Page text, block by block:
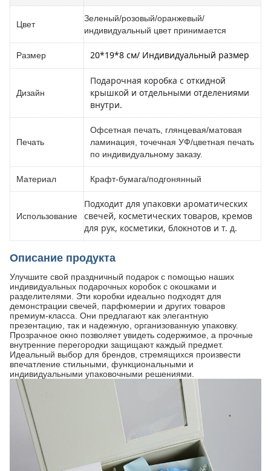
Цвет
Зеленый/розовый/оранжевый/
индивидуальный цвет принимается
Размер 20*19*8 см/ Индивидуальный размер
Дизайн
Подарочная коробка с откидной
крышкой и отдельными отделениями
внутри.
Печать
Офсетная печать, глянцевая/матовая
ламинация, точечная УФ/цветная печать
по индивидуальному заказу.
Материал Крафт-бумага/подгонянный
Использование
Подходит для упаковки ароматических
свечей, косметических товаров, кремов
для рук, косметики, блокнотов и т. д.
Описание продукта
Улучшите свой праздничный подарок с помощью наших
индивидуальных подарочных коробок с окошками и
разделителями. Эти коробки идеально подходят для
демонстрации свечей, парфюмерии и других товаров
премиум-класса. Они предлагают как элегантную
презентацию, так и надежную, организованную упаковку.
Прозрачное окно позволяет увидеть содержимое, а прочные
внутренние перегородки защищают каждый предмет.
Идеальный выбор для брендов, стремящихся произвести
впечатление стильными, функциональными и
индивидуальными упаковочными решениями.